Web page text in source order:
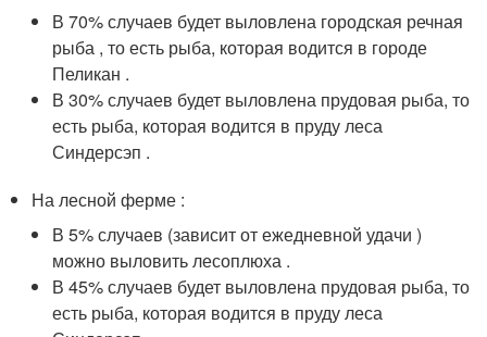
В 70% случаев будет выловлена городская речная
рыба , то есть рыба, которая водится в городе
Пеликан .
В 30% случаев будет выловлена прудовая рыба, то
есть рыба, которая водится в пруду леса
Синдерсэп .
На лесной ферме :
В 5% случаев (зависит от ежедневной удачи )
можно выловить лесоплюха .
В 45% случаев будет выловлена прудовая рыба, то
есть рыба, которая водится в пруду леса